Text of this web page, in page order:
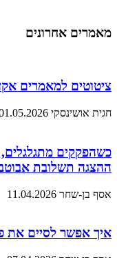
מאמרים אחרונים
ציטוטים למאמרים
חגית אושינסקי
כשהפקקים
ההצגה תשלובת
אסף בן-שחר 11.04.2026
איך אפשר לסיים את